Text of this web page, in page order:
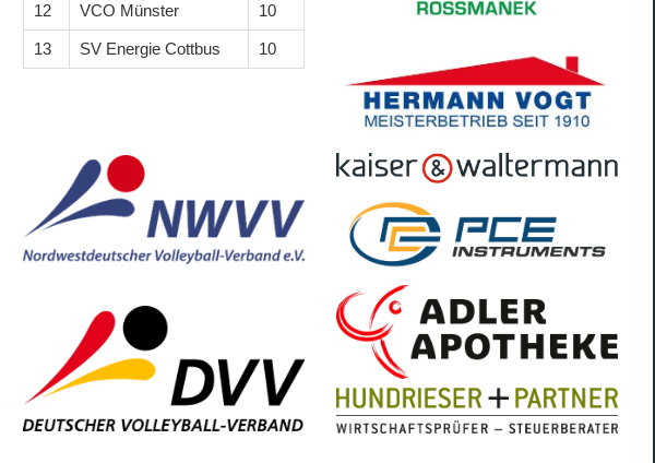
12 VCO Münster 10
13 SV Energie Cottbus 10